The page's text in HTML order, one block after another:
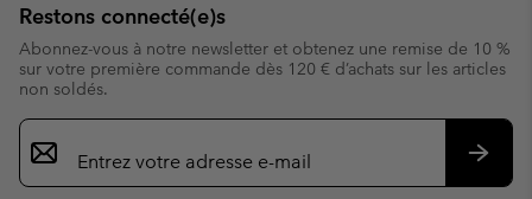
Restons connecté(e)s
Abonnez-vous à notre newsletter et obtenez une remise de 10 %
sur votre première commande dès 120 € d’achats sur les articles
non soldés.
Inscription
par
e-